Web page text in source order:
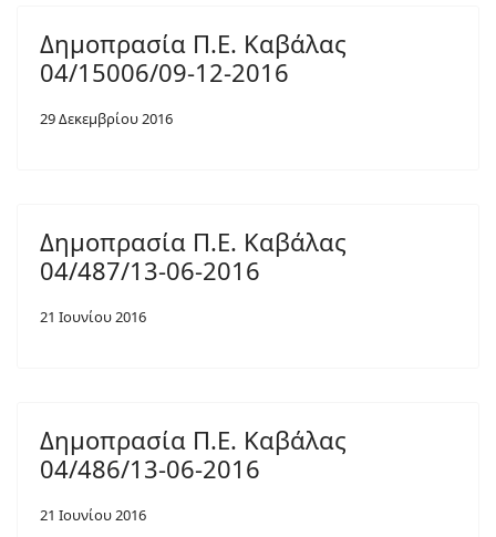
Δημοπρασία Π.Ε. Καβάλας
04/15006/09-12-2016
29 Δεκεμβρίου 2016
Δημοπρασία Π.Ε. Καβάλας
04/487/13-06-2016
21 Ιουνίου 2016
Δημοπρασία Π.Ε. Καβάλας
04/486/13-06-2016
21 Ιουνίου 2016